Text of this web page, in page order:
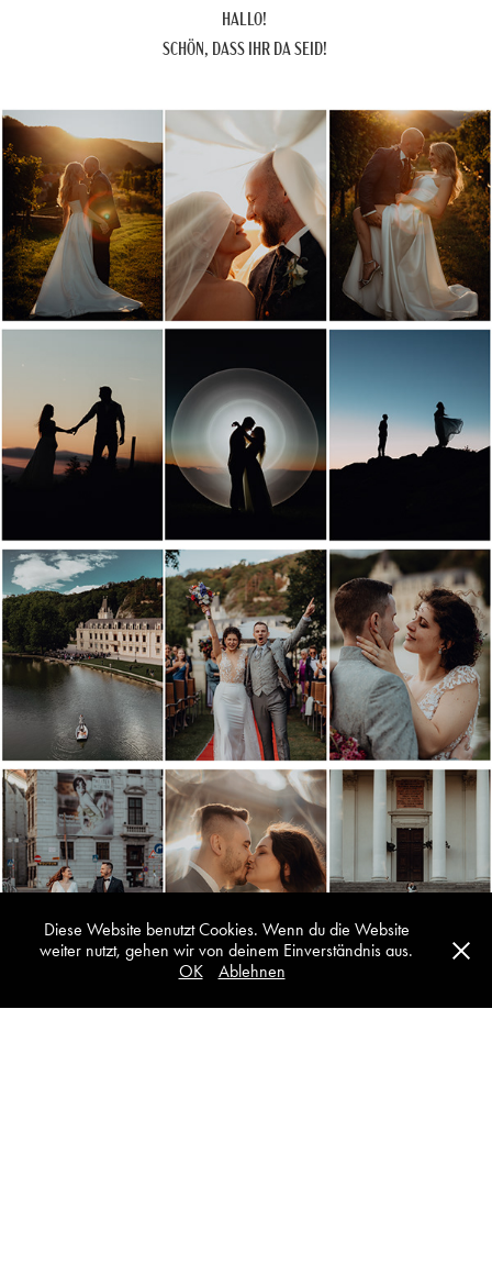
HALLO!
SCHÖN, DASS IHR DA SEID!
Diese Website benutzt Cookies. Wenn du die Website
weiter nutzt, gehen wir von deinem Einverständnis aus.
OK
Ablehnen